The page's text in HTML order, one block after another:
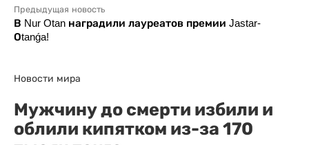
Предыдущая новость
В Nur Otan наградили лауреатов премии Jastar-
Оtanǵa!
Новости мира
Мужчину до смерти избили и
облили кипятком из-за 170